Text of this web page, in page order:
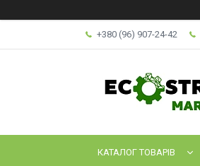
+380 (96) 907-24-42
КАТАЛОГ ТОВАРІВ